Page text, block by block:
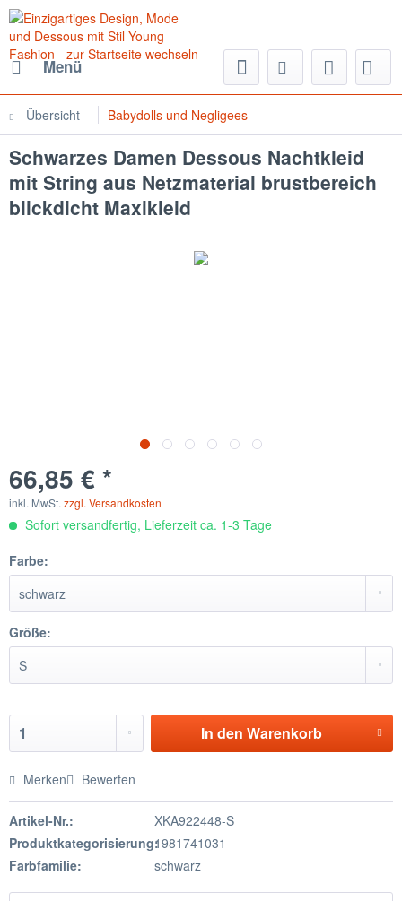
Menü
Übersicht Babydolls und Negligees
Schwarzes Damen Dessous Nachtkleid
mit String aus Netzmaterial brustbereich
blickdicht Maxikleid
66,85 € *
inkl. MwSt. zzgl. Versandkosten
Sofort versandfertig, Lieferzeit ca. 1-3 Tage
Farbe:
Größe:
In den Warenkorb
Merken Bewerten
Artikel-Nr.:
XKA922448-S
Produktkategorisierung:1981741031
Farbfamilie:
schwarz